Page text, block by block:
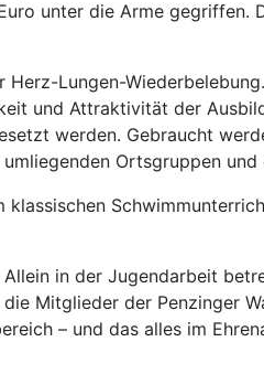
unter die Arme
Lungen-
und Attraktivität der
werden. Gebraucht
Ortsgruppen
in der Jugendarbeit
Mitglieder der Penzinger
– und das alles im